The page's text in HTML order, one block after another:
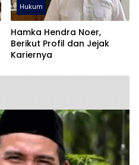
Hukum
Hamka Hendra Noer,
Berikut Profil dan Jejak
Kariernya